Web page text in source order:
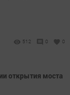
512 0 0
открытия моста